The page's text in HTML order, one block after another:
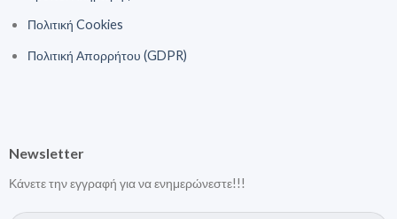
Πολιτική Cookies
Πολιτική Απορρήτου (GDPR)
Newsletter
Κάνετε την εγγραφή για να ενημερώνεστε!!!